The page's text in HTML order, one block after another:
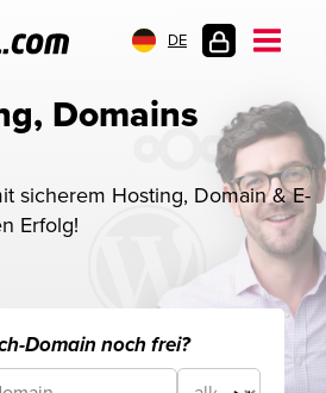
DE
Domains
sicherem Hosting, Domain & E-
Erfolg!
Domain noch frei?